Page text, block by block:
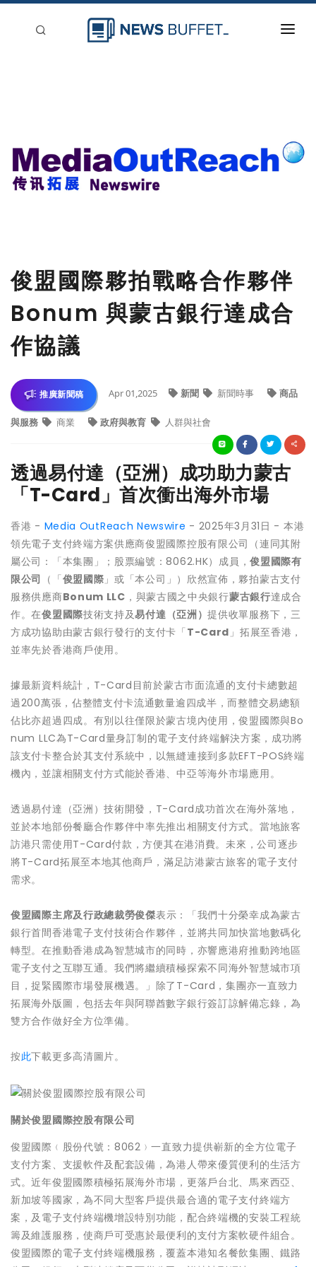
刊登
俊盟國際夥拍戰略合作夥伴
Bonum 與蒙古銀行達成合
作協議
推廣新聞稿 Apr 01,2025 新聞 新聞時事 商品
與服務 商業 政府與教育 人群與社會
透過易付達（亞洲）成功助力蒙古
「T-Card」首次衝出海外市場
香港 - Media OutReach Newswire - 2025年3月31日 - 本港
領先電子支付終端方案供應商俊盟國際控股有限公司（連同其附
屬公司：「本集團」；股票編號：8062.HK）成員，俊盟國際有
限公司 （「俊盟國際」或「本公司」）欣然宣佈，夥拍蒙古支付
服務供應商Bonum LLC ，與蒙古國之中央銀行蒙古銀行達成合
作。在俊盟國際技術支持及易付達（亞洲）提供收單服務下，三
方成功協助由蒙古銀行發行的支付卡「T-Card」拓展至香港，
並率先於香港商戶使用。
據最新資料統計，T-Card目前於蒙古市面流通的支付卡總數超
過200萬張，佔整體支付卡流通數量逾四成半，而整體交易總額
佔比亦超過四成。有別以往僅限於蒙古境內使用，俊盟國際與Bo
num LLC為T-Card量身訂制的電子支付終端解決方案，成功將
該支付卡整合於其支付系統中，以無縫連接到多款EFT-POS終端
機內，並讓相關支付方式能於香港、中亞等海外市場應用。
透過易付達（亞洲）技術開發，T-Card成功首次在海外落地，
並於本地部份餐廳合作夥伴中率先推出相關支付方式。當地旅客
訪港只需使用T-Card付款，方便其在港消費。未來，公司逐步
將T-Card拓展至本地其他商戶，滿足訪港蒙古旅客的電子支付
需求。
俊盟國際主席及行政總裁勞俊傑表示：「我們十分榮幸成為蒙古
銀行首間香港電子支付技術合作夥伴，並將共同加快當地數碼化
轉型。在推動香港成為智慧城市的同時，亦響應港府推動跨地區
電子支付之互聯互通。我們將繼續積極探索不同海外智慧城市項
目，捉緊國際市場發展機遇。」除了T-Card，集團亦一直致力
拓展海外版圖，包括去年與阿聯酋數字銀行簽訂諒解備忘錄，為
雙方合作做好全方位準備。
按此下載更多高清圖片。
關於俊盟國際控股有限公司
俊盟國際﹙股份代號：8062﹚一直致力提供嶄新的全方位電子
支付方案、支援軟件及配套設備，為港人帶來優質便利的生活方
式。近年俊盟國際積極拓展海外市場，更落戶台北、馬來西亞、
新加坡等國家，為不同大型客戶提供最合適的電子支付終端方
案，及電子支付終端機增設特別功能，配合終端機的安裝工程統
籌及維護服務，使商戶可受惠於最便利的支付方案軟硬件組合。
俊盟國際的電子支付終端機服務，覆蓋本港知名餐飲集團、鐵路